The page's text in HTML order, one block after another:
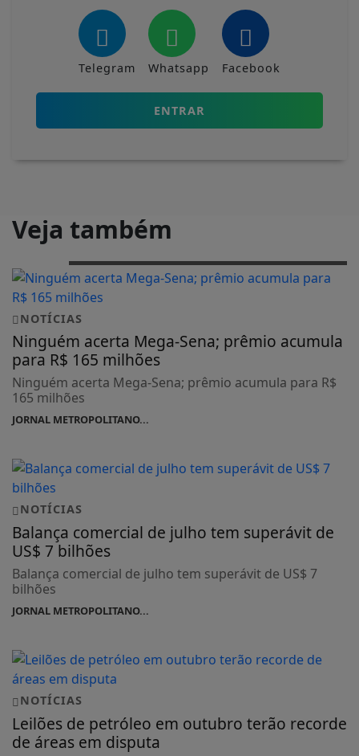
Telegram Whatsapp Facebook
ENTRAR
Veja também
NOTÍCIAS
Ninguém acerta Mega-Sena; prêmio acumula
para R$ 165 milhões
Ninguém acerta Mega-Sena; prêmio acumula para R$
165 milhões
JORNAL METROPOLITANO...
NOTÍCIAS
Balança comercial de julho tem superávit de
US$ 7 bilhões
Balança comercial de julho tem superávit de US$ 7
bilhões
JORNAL METROPOLITANO...
NOTÍCIAS
Leilões de petróleo em outubro terão recorde
de áreas em disputa